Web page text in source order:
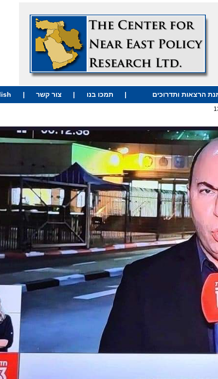
| תמכו בנו | צור קשר |
English